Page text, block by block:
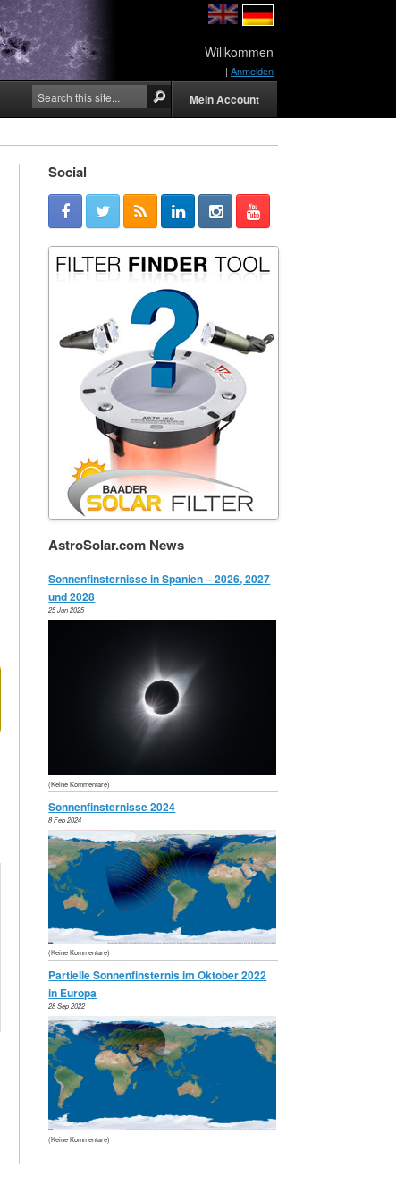
Willkommen
| Anmelden
Mein Account
Social
AstroSolar.com News
Sonnenfinsternisse in Spanien – 2026, 2027
und 2028
25 Jun 2025
(Keine Kommentare)
Sonnenfinsternisse 2024
8 Feb 2024
(Keine Kommentare)
Partielle Sonnenfinsternis im Oktober 2022
in Europa
28 Sep 2022
(Keine Kommentare)